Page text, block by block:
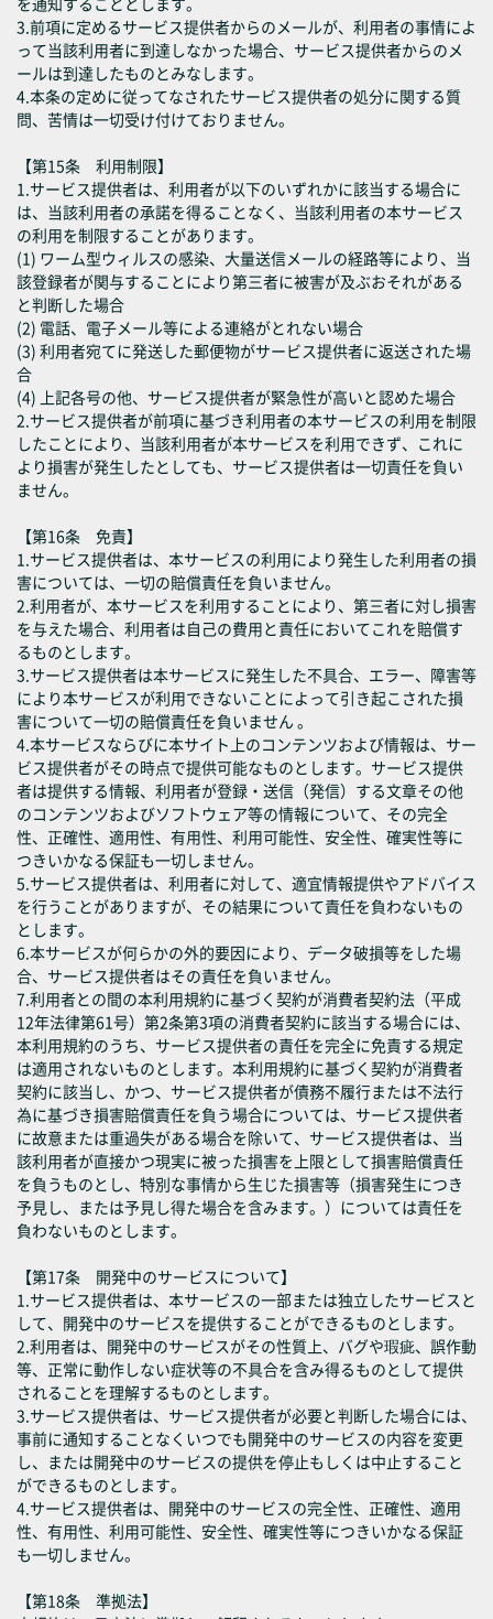
3.前項に定めるサービス提供者からのメールが、利用者の事情によ
って当該利用者に到達しなかった場合、サービス提供者からのメ
ールは到達したものとみなします。
4.本条の定めに従ってなされたサービス提供者の処分に関する質
問、苦情は一切受け付けておりません。
【第15条 利用制限】
1.サービス提供者は、利用者が以下のいずれかに該当する場合に
は、当該利用者の承諾を得ることなく、当該利用者の本サービス
の利用を制限することがあります。
(1) ワーム型ウィルスの感染、大量送信メールの経路等により、当
該登録者が関与することにより第三者に被害が及ぶおそれがある
と判断した場合
(2) 電話、電子メール等による連絡がとれない場合
(3) 利用者宛てに発送した郵便物がサービス提供者に返送された場
合
(4) 上記各号の他、サービス提供者が緊急性が高いと認めた場合
2.サービス提供者が前項に基づき利用者の本サービスの利用を制限
したことにより、当該利用者が本サービスを利用できず、これに
より損害が発生したとしても、サービス提供者は一切責任を負い
ません。
【第16条 免責】
1.サービス提供者は、本サービスの利用により発生した利用者の損
害については、一切の賠償責任を負いません。
2.利用者が、本サービスを利用することにより、第三者に対し損害
を与えた場合、利用者は自己の費用と責任においてこれを賠償す
るものとします。
3.サービス提供者は本サービスに発生した不具合、エラー、障害等
により本サービスが利用できないことによって引き起こされた損
害について一切の賠償責任を負いません 。
4.本サービスならびに本サイト上のコンテンツおよび情報は、サー
ビス提供者がその時点で提供可能なものとします。サービス提供
者は提供する情報、利用者が登録・送信（発信）する文章その他
のコンテンツおよびソフトウェア等の情報について、その完全
性、正確性、適用性、有用性、利用可能性、安全性、確実性等に
つきいかなる保証も一切しません。
5.サービス提供者は、利用者に対して、適宜情報提供やアドバイス
を行うことがありますが、その結果について責任を負わないもの
とします。
6.本サービスが何らかの外的要因により、データ破損等をした場
合、サービス提供者はその責任を負いません。
7.利用者との間の本利用規約に基づく契約が消費者契約法（平成
12年法律第61号）第2条第3項の消費者契約に該当する場合には、
本利用規約のうち、サービス提供者の責任を完全に免責する規定
は適用されないものとします。本利用規約に基づく契約が消費者
契約に該当し、かつ、サービス提供者が債務不履行または不法行
為に基づき損害賠償責任を負う場合については、サービス提供者
に故意または重過失がある場合を除いて、サービス提供者は、当
該利用者が直接かつ現実に被った損害を上限として損害賠償責任
を負うものとし、特別な事情から生じた損害等（損害発生につき
予見し、または予見し得た場合を含みます。）については責任を
負わないものとします。
【第17条 開発中のサービスについて】
1.サービス提供者は、本サービスの一部または独立したサービスと
して、開発中のサービスを提供することができるものとします。
2.利用者は、開発中のサービスがその性質上、バグや瑕疵、誤作動
等、正常に動作しない症状等の不具合を含み得るものとして提供
されることを理解するものとします。
3.サービス提供者は、サービス提供者が必要と判断した場合には、
事前に通知することなくいつでも開発中のサービスの内容を変更
し、または開発中のサービスの提供を停止もしくは中止すること
ができるものとします。
4.サービス提供者は、開発中のサービスの完全性、正確性、適用
性、有用性、利用可能性、安全性、確実性等につきいかなる保証
も一切しません。
【第18条 準拠法】